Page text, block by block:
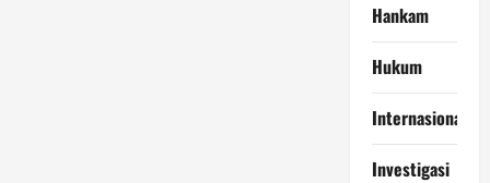
Hankam
Hukum
Internasional
Investigasi